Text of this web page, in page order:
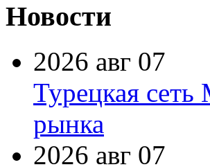
Новости
2026 авг 07
Турецкая сеть
рынка
2026 авг 07